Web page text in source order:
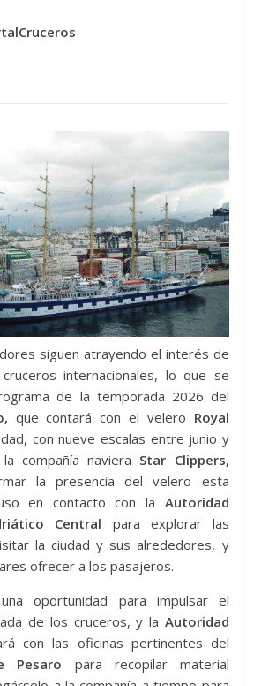
siguen atrayendo el interés de
internacionales, lo que se
de la temporada 2026 del
que contará con el velero Royal
con nueve escalas entre junio y
compañía naviera Star Clippers,
la presencia del velero esta
en contacto con la Autoridad
Central para explorar las
la ciudad y sus alrededores, y
ofrecer a los pasajeros.
oportunidad para impulsar el
de los cruceros, y la Autoridad
con las oficinas pertinentes del
Pesaro para recopilar material